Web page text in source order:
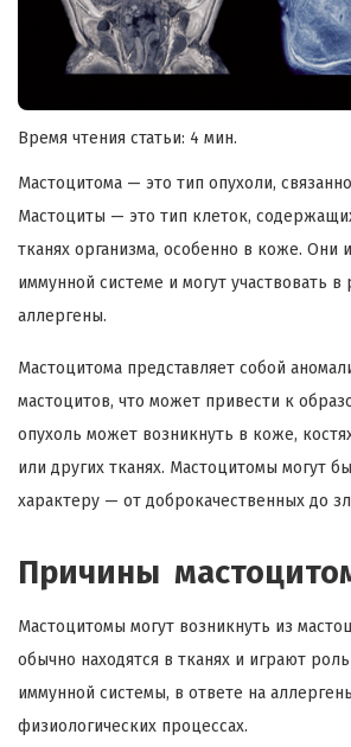
Время чтения статьи: 4 мин.
Мастоцитома — это тип опухоли,
Мастоциты — это тип клеток,
тканях организма, особенно в коже. Они
иммунной системе и могут участвовать в
аллергены.
Мастоцитома представляет собой
мастоцитов, что может привести к
опухоль может возникнуть в коже,
или других тканях. Мастоцитомы могут
характеру — от доброкачественных до
Причины
Мастоцитомы могут возникнуть из
обычно находятся в тканях и играют
иммунной системы, в ответе на
физиологических процессах.